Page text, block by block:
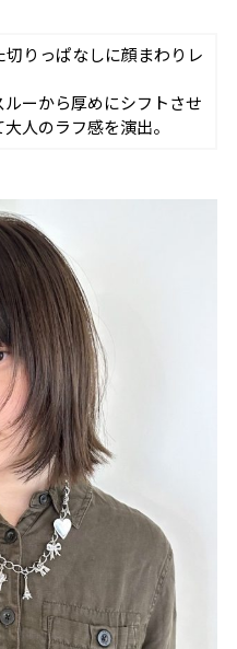
りっぱなしに顔まわりレ
ーから厚めにシフトさせ
人のラフ感を演出。